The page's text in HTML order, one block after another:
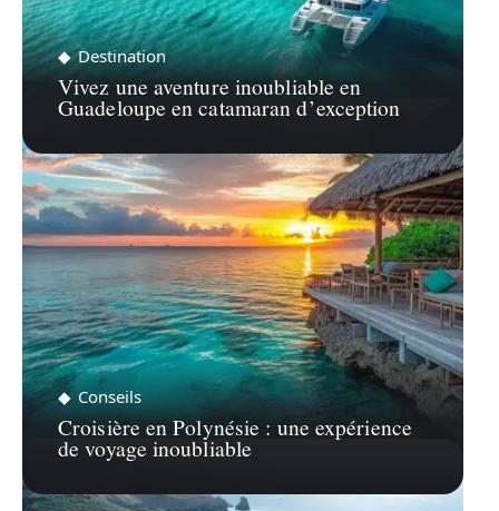
Destination
Vivez une aventure inoubliable en
Guadeloupe en catamaran d’exception
Conseils
Croisière en Polynésie : une expérience
de voyage inoubliable